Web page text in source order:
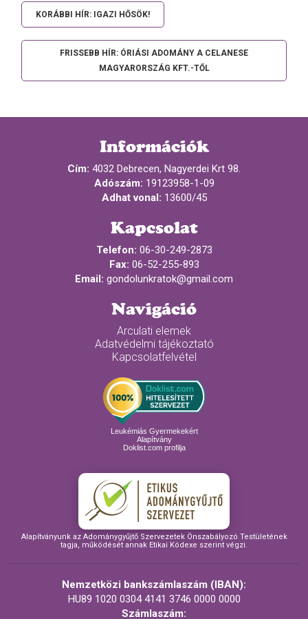
KORÁBBI HÍR: IGAZI HŐSÖK!
FRISSEBB HÍR: ÓRIÁSI ADOMÁNY A CELANESE
MAGYARORSZÁG KFT.-TŐL
Információk
Cím: 4032 Debrecen, Nagyerdei Krt 98.
Adószám: 19123958-1-09
Adhat vonal: 13600/45
Kapcsolat
Telefon: 06-30-249-2873
Fax: 06-52-255-893
Email: gondolunkratok@gmail.com
Navigáció
Arculati elemek
Adatvédelmi tájékoztató
Kapcsolatfelvétel
Leukémiás Gyermekekért
Alapítvány
Doklist.com profilja
Alapítványunk az Adománygyűjtő Szervezetek Önszabályozó Testületének
tagja, működését annak Etikai Kódexe szerint végzi.
Nemzetközi bankszámlaszám (IBAN):
HU89 1020 0304 4141 3746 0000 0000
Számlaszám: